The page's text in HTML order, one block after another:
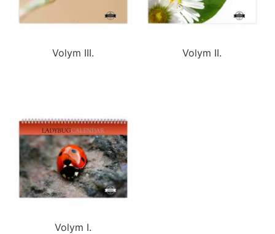
Volym III. Volym II.
Volym I.